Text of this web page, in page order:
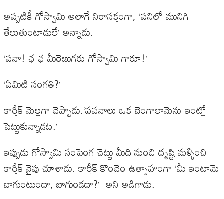
అప్పటికీ గోస్వామి అలాగే నిరాసక్తంగా, ‘పనిలో మునిగి
తేలుతుంటాడులే’ అన్నాడు.
‘పనా! ఛ ఛ మీరెఱుగరు గోస్వామి గారూ!’
‘ఏమిటి సంగతి?’
కార్తీక్ మెల్లగా చెప్పాడు.‘పవనాలు ఒక బెంగాలామెను ఇంట్లో
పెట్టుకున్నాడట.’
ఇప్పుడు గోస్వామి సంపెంగ చెట్టు మీది నుంచి దృష్టి మళ్ళించి
కార్తీక్ వైపు చూశాడు. కార్తీక్ కొంచెం ఉత్సాహంగా ‘మీ ఇంటామె
బాగుంటుందా, బాగుండదా?’ అని అడిగాడు.